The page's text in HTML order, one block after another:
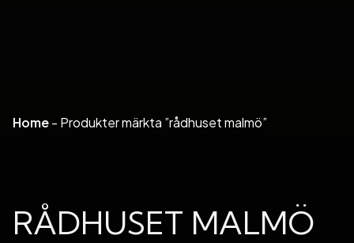
Home- Produkter märkta ”rådhuset malmö”
RÅDHUSET MALMÖ